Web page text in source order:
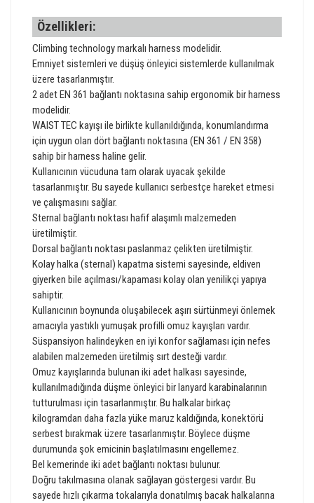
Özellikleri:
Climbing technology markalı harness modelidir.
Emniyet sistemleri ve düşüş önleyici sistemlerde kullanılmak
üzere tasarlanmıştır.
2 adet EN 361 bağlantı noktasına sahip ergonomik bir harness
modelidir.
WAIST TEC kayışı ile birlikte kullanıldığında, konumlandırma
için uygun olan dört bağlantı noktasına (EN 361 / EN 358)
sahip bir harness haline gelir.
Kullanıcının vücuduna tam olarak uyacak şekilde
tasarlanmıştır. Bu sayede kullanıcı serbestçe hareket etmesi
ve çalışmasını sağlar.
Sternal bağlantı noktası hafif alaşımlı malzemeden
üretilmiştir.
Dorsal bağlantı noktası paslanmaz çelikten üretilmiştir.
Kolay halka (sternal) kapatma sistemi sayesinde, eldiven
giyerken bile açılması/kapaması kolay olan yenilikçi yapıya
sahiptir.
Kullanıcının boynunda oluşabilecek aşırı sürtünmeyi önlemek
amacıyla yastıklı yumuşak profilli omuz kayışları vardır.
Süspansiyon halindeyken en iyi konfor sağlaması için nefes
alabilen malzemeden üretilmiş sırt desteği vardır.
Omuz kayışlarında bulunan iki adet halkası sayesinde,
kullanılmadığında düşme önleyici bir lanyard karabinalarının
tutturulması için tasarlanmıştır. Bu halkalar birkaç
kilogramdan daha fazla yüke maruz kaldığında, konektörü
serbest bırakmak üzere tasarlanmıştır. Böylece düşme
durumunda şok emicinin başlatılmasını engellemez.
Bel kemerinde iki adet bağlantı noktası bulunur.
Doğru takılmasına olanak sağlayan göstergesi vardır. Bu
sayede hızlı çıkarma tokalarıyla donatılmış bacak halkalarına